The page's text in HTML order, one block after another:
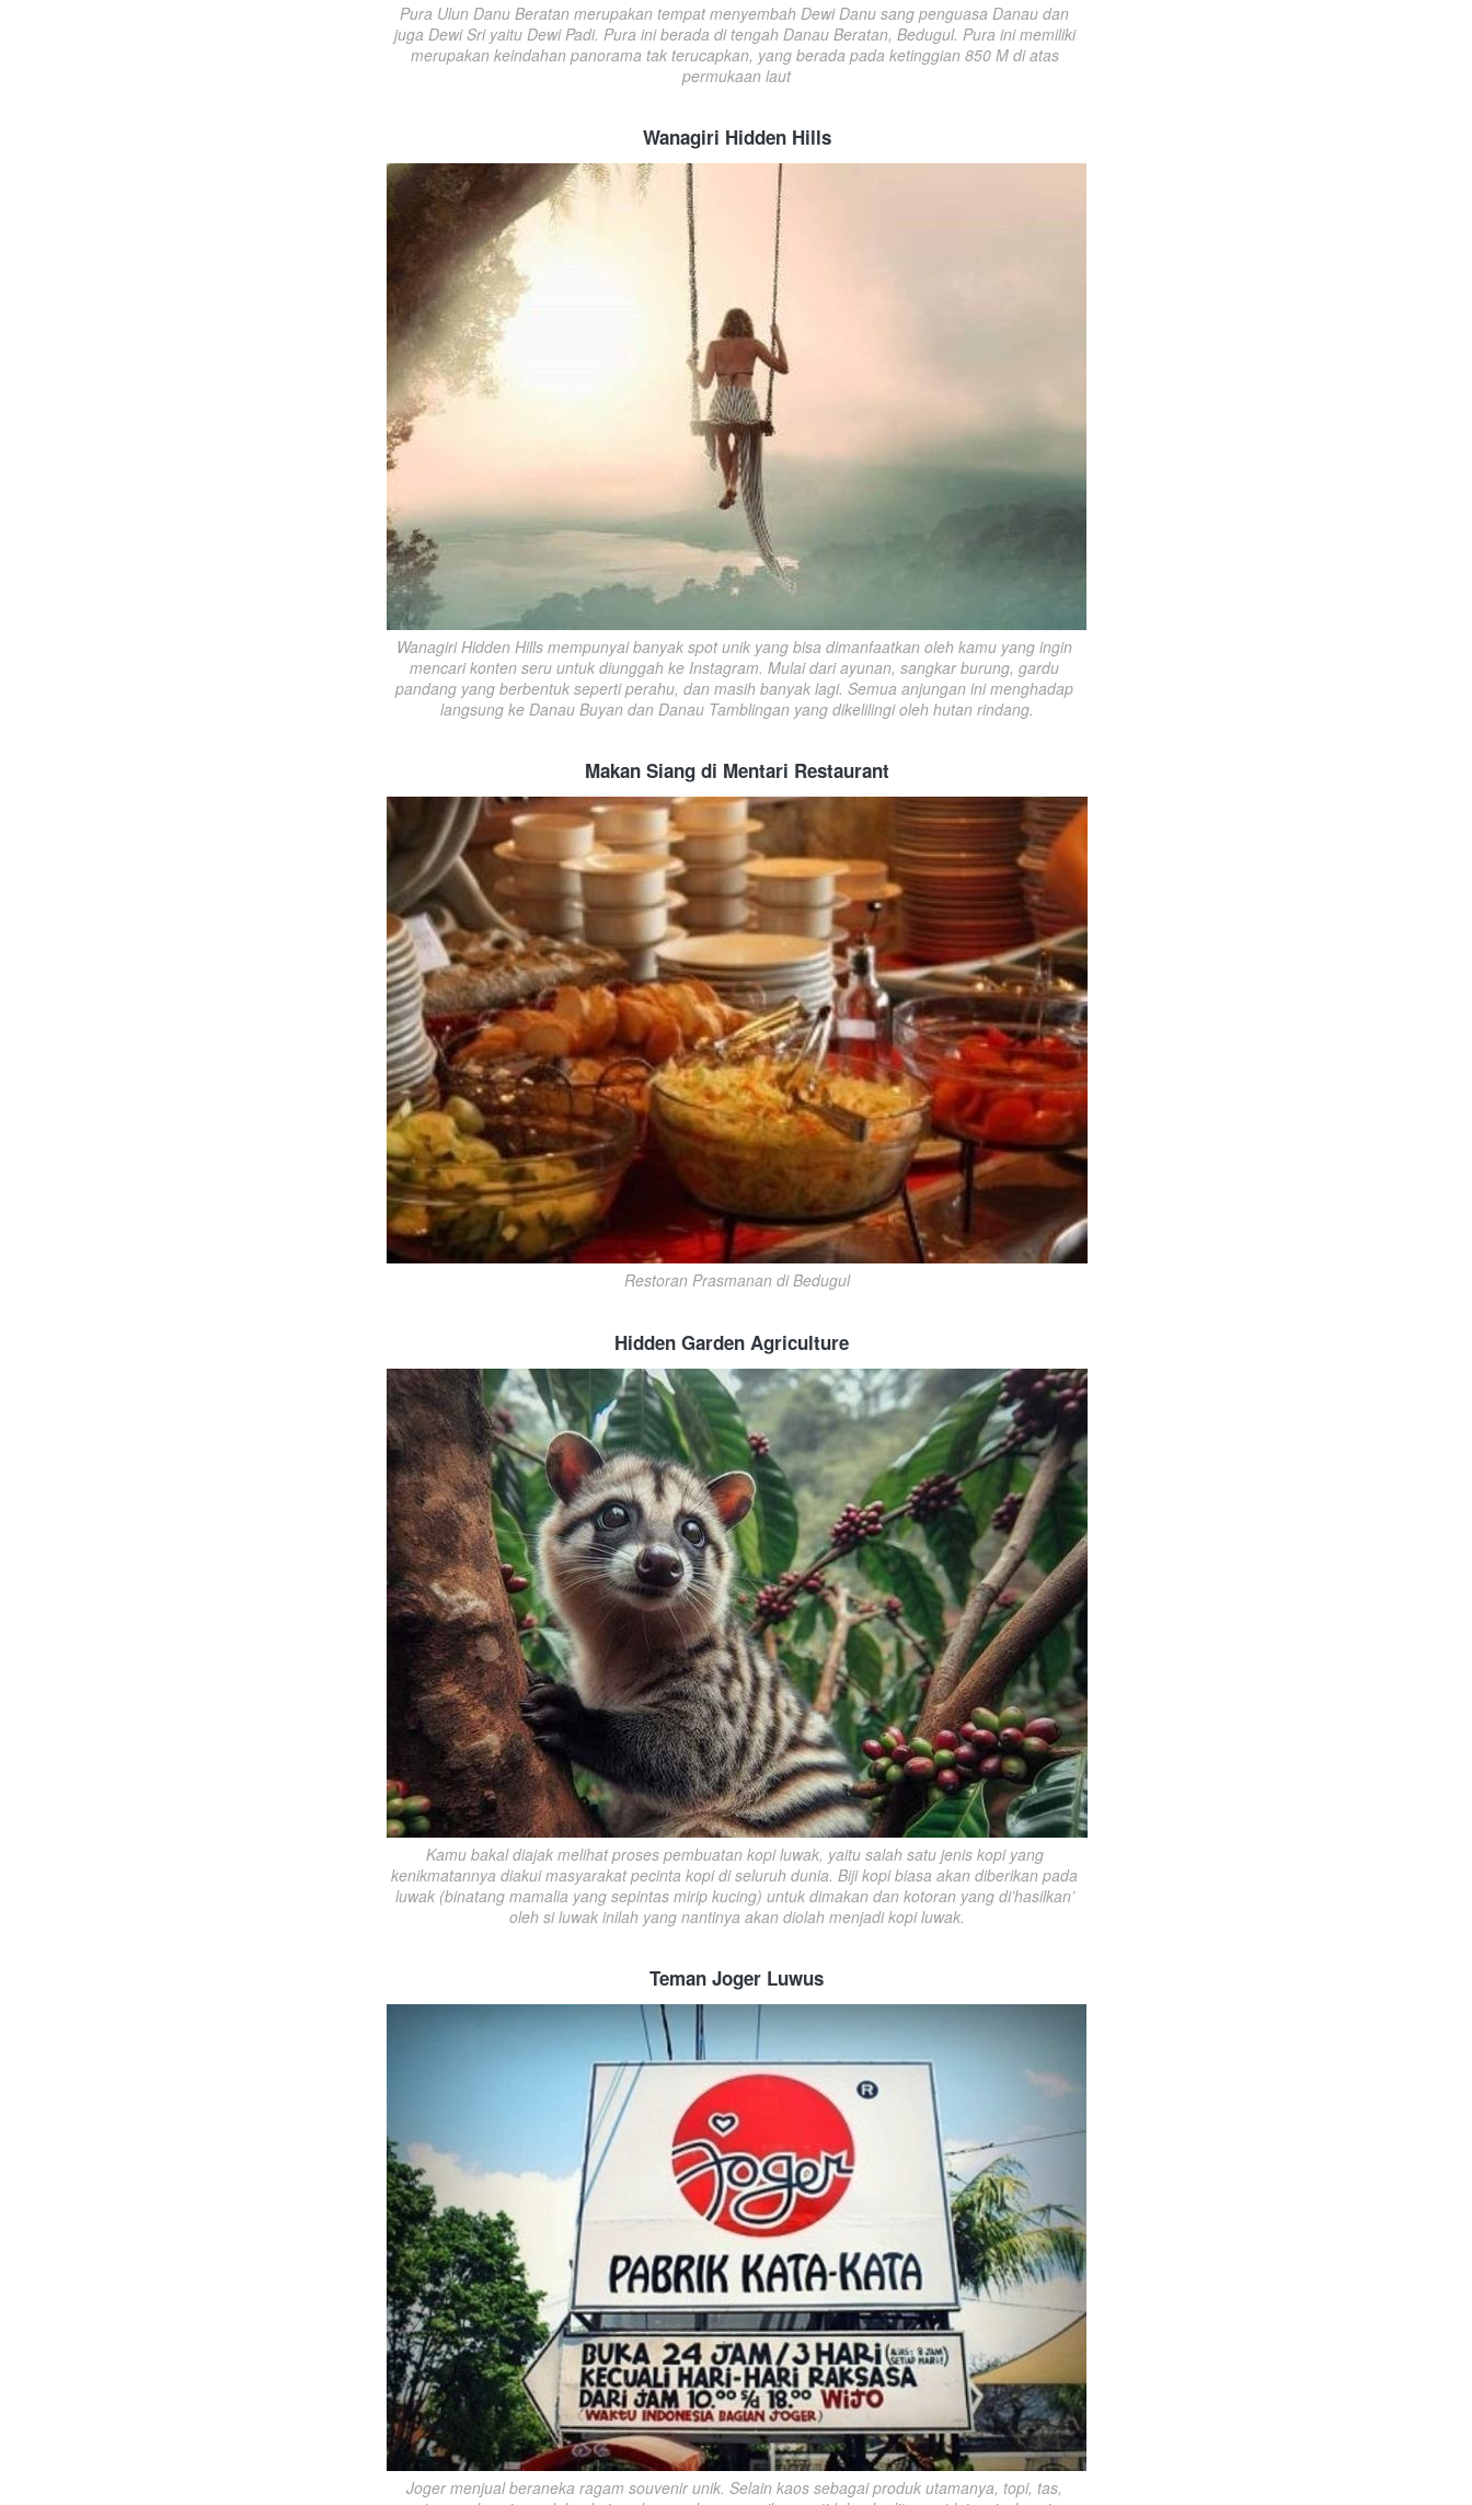
Pura Ulun Danu Beratan merupakan tempat menyembah Dewi Danu sang penguasa Danau dan
juga Dewi Sri yaitu Dewi Padi. Pura ini berada di tengah Danau Beratan, Bedugul. Pura ini memiliki
merupakan keindahan panorama tak terucapkan, yang berada pada ketinggian 850 M di atas
permukaan laut
Wanagiri Hidden Hills
Wanagiri Hidden Hills mempunyai banyak spot unik yang bisa dimanfaatkan oleh kamu yang ingin
mencari konten seru untuk diunggah ke Instagram. Mulai dari ayunan, sangkar burung, gardu
pandang yang berbentuk seperti perahu, dan masih banyak lagi. Semua anjungan ini menghadap
langsung ke Danau Buyan dan Danau Tamblingan yang dikelilingi oleh hutan rindang.
Makan Siang di Mentari Restaurant
Restoran Prasmanan di Bedugul
Hidden Garden Agriculture
Kamu bakal diajak melihat proses pembuatan kopi luwak, yaitu salah satu jenis kopi yang
kenikmatannya diakui masyarakat pecinta kopi di seluruh dunia. Biji kopi biasa akan diberikan pada
luwak (binatang mamalia yang sepintas mirip kucing) untuk dimakan dan kotoran yang di’hasilkan’
oleh si luwak inilah yang nantinya akan diolah menjadi kopi luwak.
Teman Joger Luwus
Joger menjual beraneka ragam souvenir unik. Selain kaos sebagai produk utamanya, topi, tas,